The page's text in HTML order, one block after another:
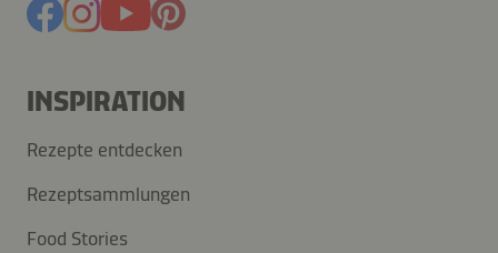
INSPIRATION
Rezepte entdecken
Rezeptsammlungen
Food Stories